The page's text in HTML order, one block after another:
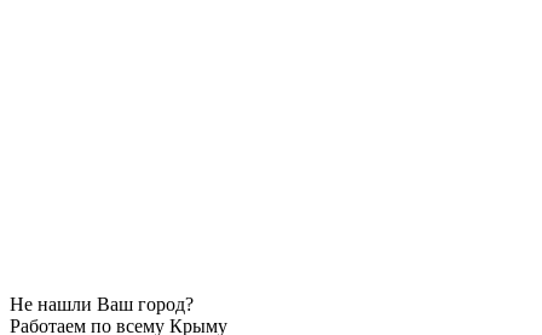
Не нашли Ваш город?
Работаем по всему Крыму